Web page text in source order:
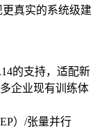
真实的系统级建
的支持，适配新
企业现有训练体
）/张量并行